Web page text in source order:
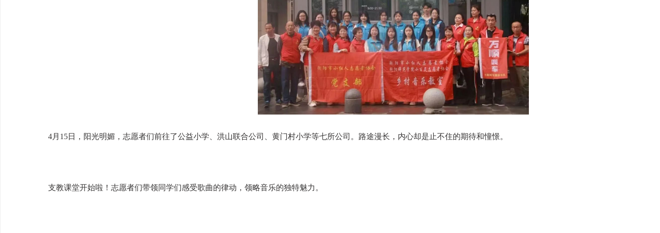
4月15日，阳光明媚，志愿者们前往了公益小学、洪山联合公司、黄门村小学等七所公司。路途漫长，内心却是止不住的期待和憧憬。
支教课堂开始啦！志愿者们带领同学们感受歌曲的律动，领略音乐的独特魅力。